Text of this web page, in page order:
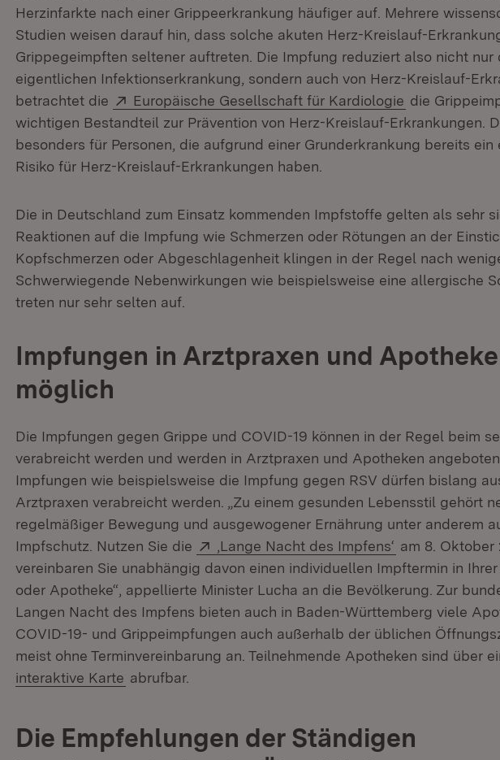
Herzinfarkte nach einer Grippeerkrankung häufiger auf. Mehrere
Studien weisen darauf hin, dass solche akuten Herz-Kreislauf-
Grippegeimpften seltener auftreten. Die Impfung reduziert also nicht nur
eigentlichen Infektionserkrankung, sondern auch von Herz-Kreislauf-
betrachtet die
Extern:
Europäische Gesellschaft für Kardiologie (Öffnet in
die
wichtigen Bestandteil zur Prävention von Herz-Kreislauf-Erkrankungen.
besonders für Personen, die aufgrund einer Grunderkrankung bereits ein
Risiko für Herz-Kreislauf-Erkrankungen haben.
Die in Deutschland zum Einsatz kommenden Impfstoffe gelten als sehr
Reaktionen auf die Impfung wie Schmerzen oder Rötungen an der
Kopfschmerzen oder Abgeschlagenheit klingen in der Regel nach
Schwerwiegende Nebenwirkungen wie beispielsweise eine allergische
treten nur sehr selten auf.
Impfungen in Arztpraxen und
möglich
Die Impfungen gegen Grippe und COVID-19 können in der Regel beim
verabreicht werden und werden in Arztpraxen und Apotheken
Impfungen wie beispielsweise die Impfung gegen RSV dürfen bislang
Arztpraxen verabreicht werden. „Zu einem gesunden Lebensstil gehört
regelmäßiger Bewegung und ausgewogener Ernährung unter anderem
Impfschutz. Nutzen Sie die
Extern:
,Lange Nacht des Impfens‘ (Öffnet in
am 8. Oktober
vereinbaren Sie unabhängig davon einen individuellen Impftermin in
oder Apotheke“, appellierte Minister Lucha an die Bevölkerung. Zur
Langen Nacht des Impfens bieten auch in Baden-Württemberg viele
COVID-19- und Grippeimpfungen auch außerhalb der üblichen
meist ohne Terminvereinbarung an. Teilnehmende Apotheken sind über
interaktive Karte (Öffnet in neuem Fenster)
abrufbar.
Die Empfehlungen der Ständigen